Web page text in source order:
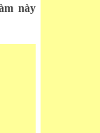
này